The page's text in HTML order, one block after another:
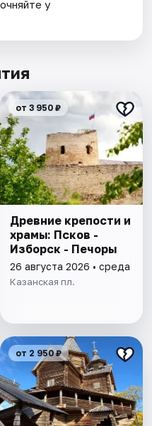
у
от 3 950 ₽
Древние крепости и
храмы: Псков -
Изборск - Печоры
26 августа 2026 • среда
Казанская пл.
от 2 950 ₽